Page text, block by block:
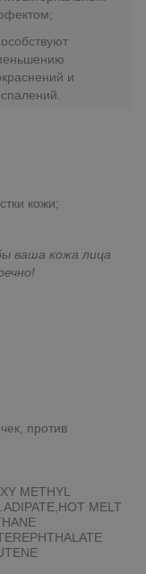
и
кожи;
ваша кожа лица
против
METHYL
MELT